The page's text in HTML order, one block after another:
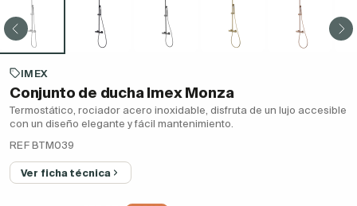
IMEX
Conjunto de ducha Imex Monza
Termostático, rociador acero inoxidable, disfruta de un lujo accesible
con un diseño elegante y fácil mantenimiento.
REF BTM039
Ver ficha técnica